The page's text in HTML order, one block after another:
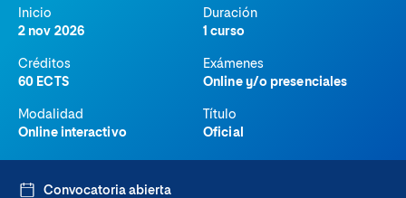
Inicio
2 nov 2026
Duración
1 curso
Créditos
60 ECTS
Exámenes
Online y/o presenciales
Modalidad
Online interactivo
Título
Oficial
Convocatoria abierta